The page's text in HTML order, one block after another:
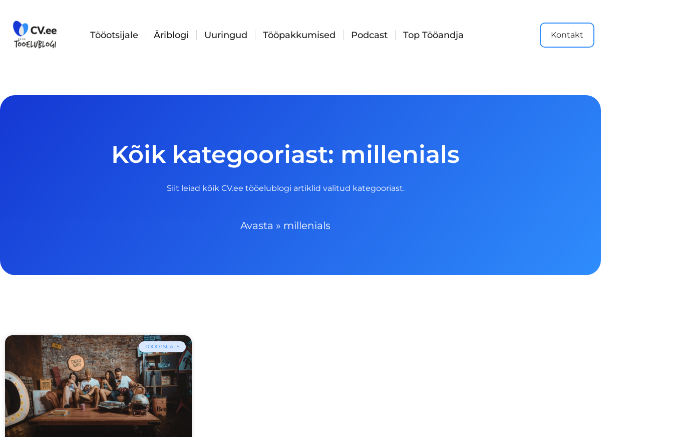
content
Tööotsijale Äriblogi Uuringud Tööpakkumised Podcast Top Tööandja Kontakt
Kõik kategooriast: millenials
Siit leiad kõik CV.ee tööelublogi artiklid valitud kategooriast.
Avasta » millenials
TÖÖOTSIJALE